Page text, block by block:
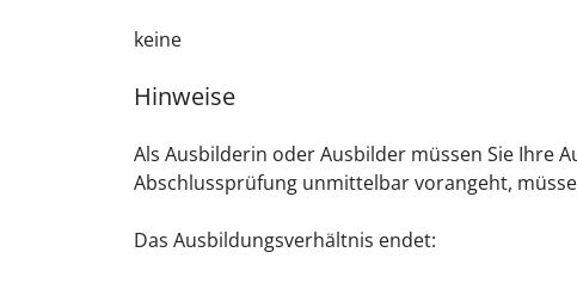
keine
Hinweise
Als Ausbilderin oder Ausbilder müssen Sie Ihre
Abschlussprüfung unmittelbar vorangeht,
Das Ausbildungsverhältnis endet: